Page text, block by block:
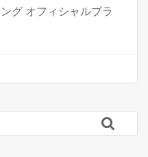
グ オフィシャルブラ
